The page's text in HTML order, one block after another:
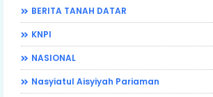
BERITA TANAH DATAR
KNPI
NASIONAL
Nasyiatul Aisyiyah Pariaman